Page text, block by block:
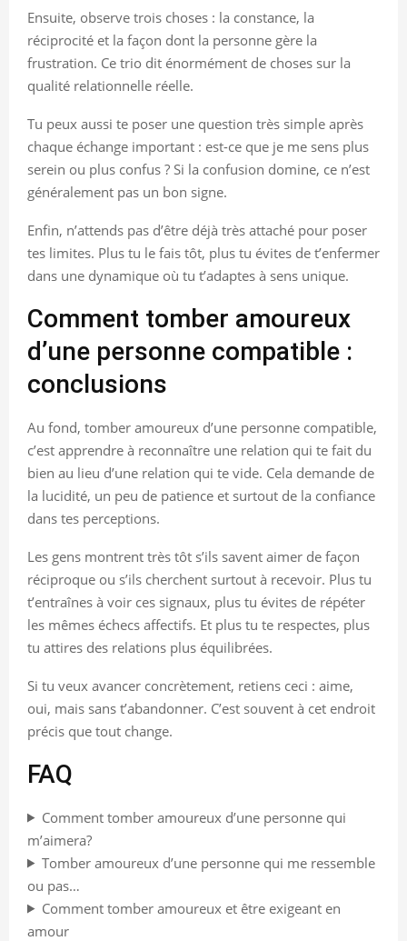
Ensuite, observe trois choses : la constance, la
réciprocité et la façon dont la personne gère la
frustration. Ce trio dit énormément de choses sur la
qualité relationnelle réelle.
Tu peux aussi te poser une question très simple après
chaque échange important : est-ce que je me sens plus
serein ou plus confus ? Si la confusion domine, ce n’est
généralement pas un bon signe.
Enfin, n’attends pas d’être déjà très attaché pour poser
tes limites. Plus tu le fais tôt, plus tu évites de t’enfermer
dans une dynamique où tu t’adaptes à sens unique.
Comment tomber amoureux
d’une personne compatible :
conclusions
Au fond, tomber amoureux d’une personne compatible,
c’est apprendre à reconnaître une relation qui te fait du
bien au lieu d’une relation qui te vide. Cela demande de
la lucidité, un peu de patience et surtout de la confiance
dans tes perceptions.
Les gens montrent très tôt s’ils savent aimer de façon
réciproque ou s’ils cherchent surtout à recevoir. Plus tu
t’entraînes à voir ces signaux, plus tu évites de répéter
les mêmes échecs affectifs. Et plus tu te respectes, plus
tu attires des relations plus équilibrées.
Si tu veux avancer concrètement, retiens ceci : aime,
oui, mais sans t’abandonner. C’est souvent à cet endroit
précis que tout change.
FAQ
Comment tomber amoureux d’une personne qui
m’aimera?
Tomber amoureux d’une personne qui me ressemble
ou pas…
Comment tomber amoureux et être exigeant en
amour